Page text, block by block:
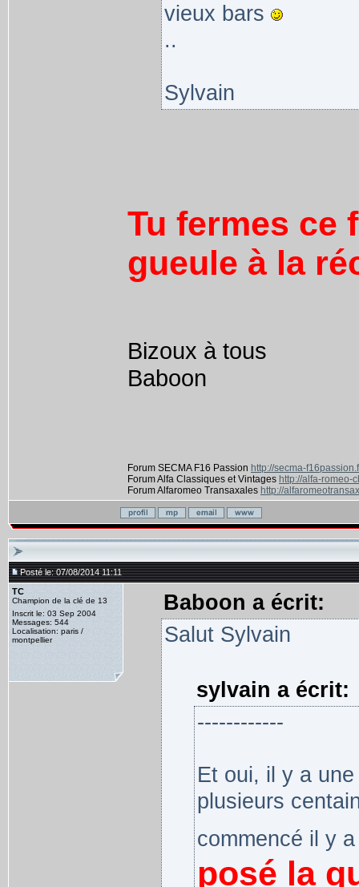
vieux bars
..
Sylvain
Tu fermes ce
gueule à la
Bizoux à tous
Baboon
Forum SECMA F16 Passion http://secma-
Forum Alfa Classiques et Vintages http://alfa-romeo-
Forum Alfaromeo Transaxales http://
Posté le: 07/08/2014 11:11
TC
Champion de la clé de 13
Inscrit le: 03 Sep 2004
Messages: 544
Localisation: paris /
montpellier
Baboon a écrit:
Salut Sylvain
sylvain a écrit:
------------
Et oui, il y a
plusieurs
commencé il y
posé la